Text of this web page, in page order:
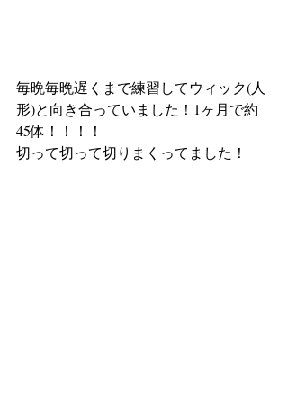
毎晩毎晩遅くまで練習してウィック(人
形)と向き合っていました！1ヶ月で約
45体！！！！
切って切って切りまくってました！